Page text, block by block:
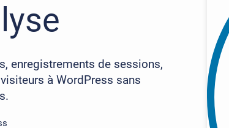
enregistrements de sessions,
à WordPress sans